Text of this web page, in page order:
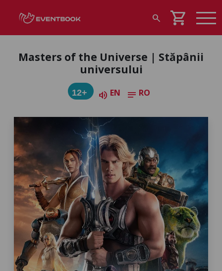
search shopping_cart
Masters of the Universe | Stăpânii
universului
12+ volume_up EN notes RO